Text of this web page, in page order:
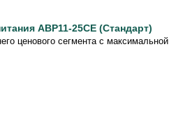
АВР11-25СЕ (Стандарт)
ценового сегмента с максимальной